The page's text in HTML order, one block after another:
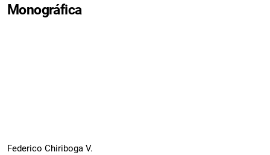
Monográfica
Federico Chiriboga V.